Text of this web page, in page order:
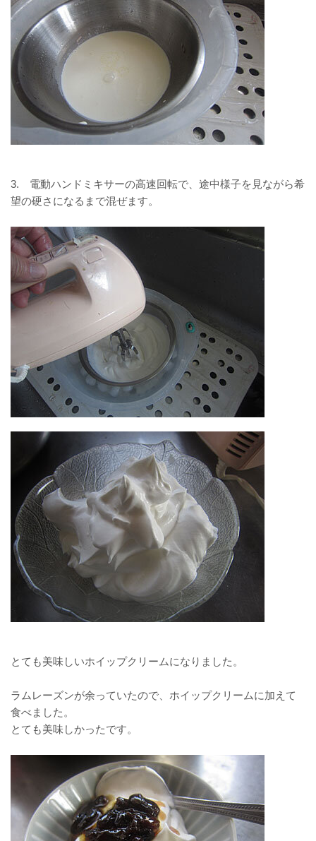
3. 電動ハンドミキサーの高速回転で、途中様子を見ながら希
望の硬さになるまで混ぜます。
とても美味しいホイップクリームになりました。
ラムレーズンが余っていたので、ホイップクリームに加えて
食べました。
とても美味しかったです。